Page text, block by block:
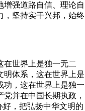
增强道路自信、理论自
，坚持实干兴邦，始终
世界上是独一无二
明体系，这在世界上是
功，这在世界上是独一
并在中国长期执政，
，把弘扬中华文明的